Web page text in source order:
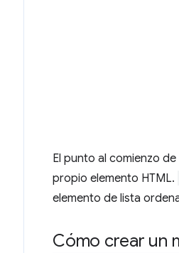
El punto al comienzo
propio elemento HTML.
elemento de lista
Cómo crear un